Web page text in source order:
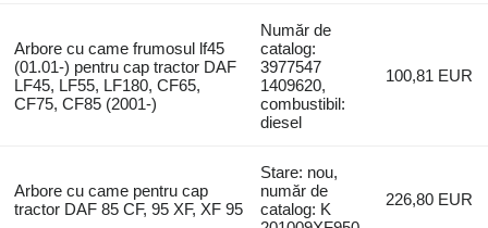
Arbore cu came frumosul lf45
(01.01-) pentru cap tractor DAF
LF45, LF55, LF180, CF65,
CF75, CF85 (2001-)
Număr de
catalog:
3977547
1409620,
combustibil:
diesel
100,81 EUR
Arbore cu came pentru cap
tractor DAF 85 CF, 95 XF, XF 95
Stare: nou,
număr de
catalog: K
226,80 EUR